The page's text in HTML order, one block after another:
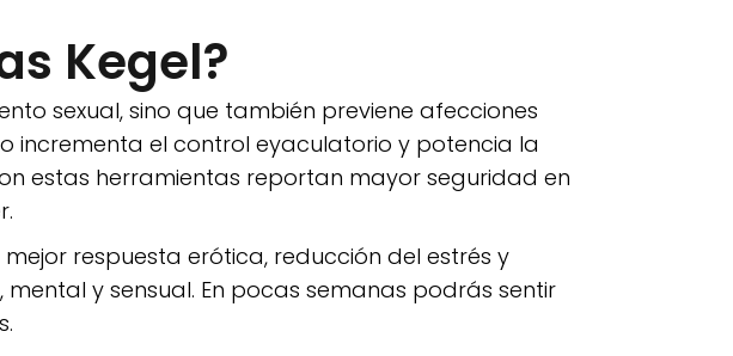
Kegel?
sexual, sino que también previene afecciones
incrementa el control eyaculatorio y potencia la
estas herramientas reportan mayor seguridad en
respuesta erótica, reducción del estrés y
y sensual. En pocas semanas podrás sentir